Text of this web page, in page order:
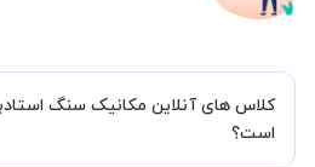
کلاس های آنلاین مکانیک سنگ
است؟